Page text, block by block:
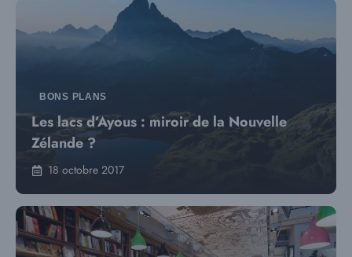
BONS PLANS
Les lacs d’Ayous : miroir de la Nouvelle
Zélande ?
18 octobre 2017